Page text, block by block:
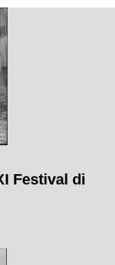
Festival di